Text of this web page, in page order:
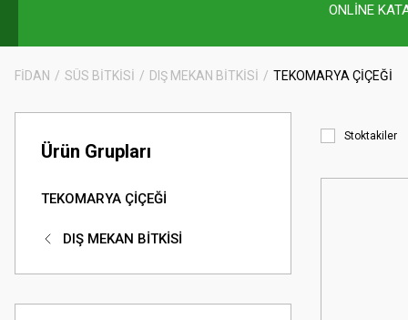
ONLİNE
FİDAN SÜS BİTKİSİ DIŞ MEKAN BİTKİSİ TEKOMARYA ÇİÇEĞİ
Ürün Grupları
TEKOMARYA ÇİÇEĞİ
DIŞ MEKAN BİTKİSİ
Stoktakiler